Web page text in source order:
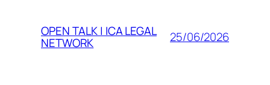
OPEN TALK | ICA LEGAL
NETWORK 25/06/2026